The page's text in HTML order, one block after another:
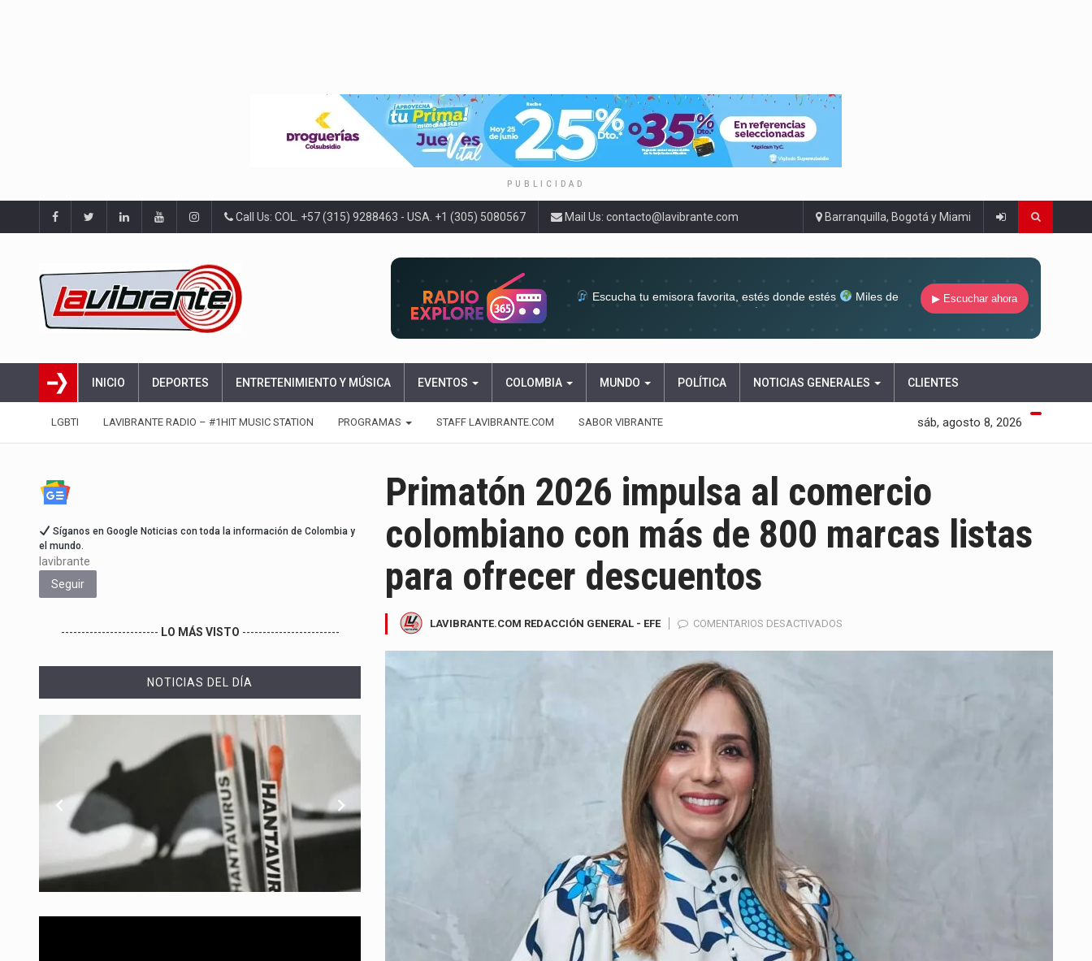
PUBLICIDAD
Call Us: COL. +57 (315) 9288463 - USA. +1 (305) 5080567 Mail Us: contacto@lavibrante.com Barranquilla, Bogotá y Miami
Escucha tu emisora favorita, estés donde estés
Miles de
▶ Escuchar ahora
INICIO DEPORTES ENTRETENIMIENTO Y MÚSICA EVENTOS COLOMBIA MUNDO POLÍTICA NOTICIAS GENERALES CLIENTES
LGBTI LAVIBRANTE RADIO – #1HIT MUSIC STATION PROGRAMAS STAFF LAVIBRANTE.COM SABOR VIBRANTE sáb, agosto 8, 2026
Primatón 2026 impulsa al comercio
colombiano con más de 800 marcas listas
para ofrecer descuentos
LAVIBRANTE.COM REDACCIÓN GENERAL - EFE COMENTARIOS DESACTIVADOS
Síganos en Google Noticias con toda la información de Colombia y
el mundo.
lavibrante
Seguir
------------------------ LO MÁS VISTO ------------------------
NOTICIAS DEL DÍA